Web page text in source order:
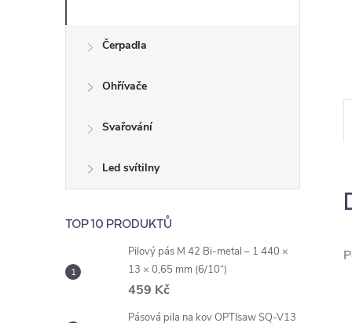
l
Čerpadla
Ohřívače
Svařování
Led svítilny
TOP 10 PRODUKTŮ
Pilový pás M 42 Bi-metal – 1 440 ×
13 × 0,65 mm (6/10“)
459 Kč
Pásová pila na kov OPTIsaw SQ-V13